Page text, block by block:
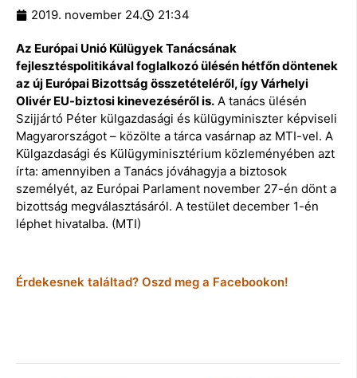
2019. november 24. 21:34
Az Európai Unió Külügyek Tanácsának
fejlesztéspolitikával foglalkozó ülésén hétfőn döntenek
az új Európai Bizottság összetételéről, így Várhelyi
Olivér EU-biztosi kinevezéséről is. A tanács ülésén
Szijjártó Péter külgazdasági és külügyminiszter képviseli
Magyarországot – közölte a tárca vasárnap az MTI-vel. A
Külgazdasági és Külügyminisztérium közleményében azt
írta: amennyiben a Tanács jóváhagyja a biztosok
személyét, az Európai Parlament november 27-én dönt a
bizottság megválasztásáról. A testület december 1-én
léphet hivatalba. (MTI)
Érdekesnek találtad? Oszd meg a Facebookon!